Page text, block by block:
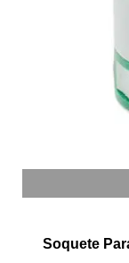
Soquete